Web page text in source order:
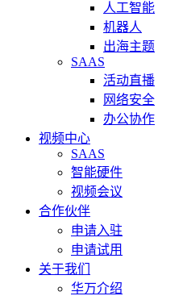
人工智能
机器人
出海主题
SAAS
活动直播
网络安全
办公协作
视频中心
SAAS
智能硬件
视频会议
合作伙伴
申请入驻
申请试用
关于我们
华万介绍